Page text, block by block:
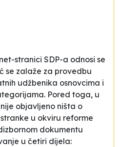
stranici SDP-a odnosi se
se zalaže za provedbu
udžbenika osnovcima i
Pored toga, u
objavljeno ništa o
u okviru reforme
dokumentu
u četiri dijela: